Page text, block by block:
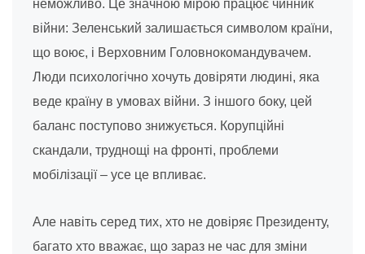
неможливо. Це значною мірою працює чинник
війни: Зеленський залишається символом країни,
що воює, і Верховним Головнокомандувачем.
Люди психологічно хочуть довіряти людині, яка
веде країну в умовах війни. З іншого боку, цей
баланс поступово знижується. Корупційні
скандали, труднощі на фронті, проблеми
мобілізації – усе це впливає.
Але навіть серед тих, хто не довіряє Президенту,
багато хто вважає, що зараз не час для зміни